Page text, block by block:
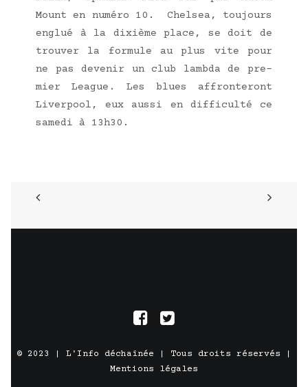
Mount en numé­ro 10. Chel­sea, tou­jours
englué à la dixième place, se doit de
trou­ver la for­mule au plus vite pour
ne pas deve­nir un club lamb­da de pre­
mier League. Les blues affron­te­ront
Liver­pool, eux aus­si en dif­fi­cul­té ce
same­di à 13h30.
© 2023 | L'Info déchaînée | Tous droits réservés |
Mentions légales